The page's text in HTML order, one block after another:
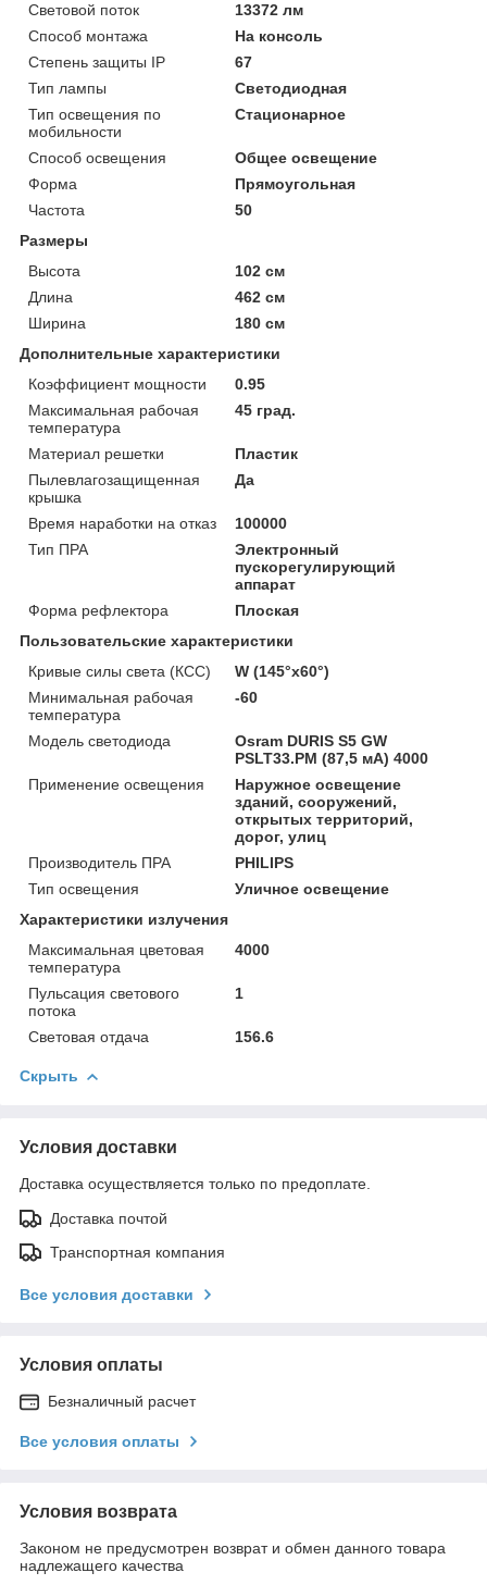
Световой поток
13372 лм
Способ монтажа
На консоль
Степень защиты IP
67
Тип лампы
Светодиодная
Тип освещения по
мобильности
Стационарное
Способ освещения
Общее освещение
Форма
Прямоугольная
Частота
50
Размеры
Высота
102 см
Длина
462 см
Ширина
180 см
Дополнительные характеристики
Коэффициент мощности
0.95
Максимальная рабочая
температура
45 град.
Материал решетки
Пластик
Пылевлагозащищенная
крышка
Да
Время наработки на отказ
100000
Тип ПРА
Электронный
пускорегулирующий
аппарат
Форма рефлектора
Плоская
Пользовательские характеристики
Кривые силы света (КСС)
W (145°х60°)
Минимальная рабочая
температура
-60
Модель светодиода
Osram DURIS S5 GW
PSLT33.PM (87,5 мА) 4000
Применение освещения
Наружное освещение
зданий, сооружений,
открытых территорий,
дорог, улиц
Производитель ПРА
PHILIPS
Тип освещения
Уличное освещение
Характеристики излучения
Максимальная цветовая
температура
4000
Пульсация светового
потока
1
Световая отдача 156.6
Скрыть
Условия доставки
Доставка осуществляется только по предоплате.
Доставка почтой
Транспортная компания
Все условия доставки
Условия оплаты
Безналичный расчет
Все условия оплаты
Условия возврата
Законом не предусмотрен возврат и обмен данного товара
надлежащего качества